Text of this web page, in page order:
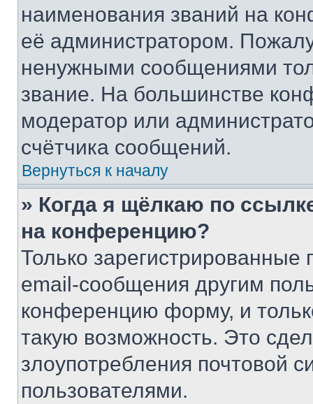
наименования званий на
её администратором.
ненужными сообщениями
звание. На большинстве
модератор или
счётчика сообщений.
Вернуться к началу
» Когда я щёлкаю по
на конференцию?
Только зарегистрированные
email-сообщения другим
конференцию форму, и
такую возможность. Это
злоупотребления почтовой
пользователями.